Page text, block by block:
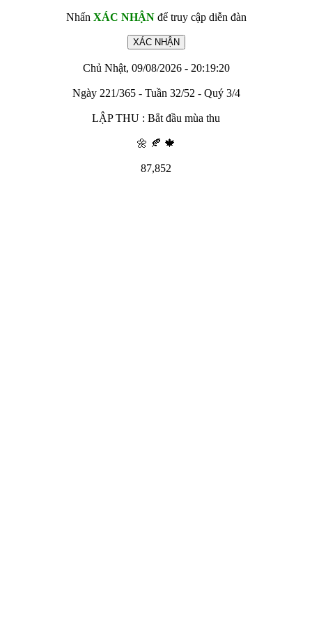
Nhấn XÁC NHẬNđể truy cập diễn đàn
Chủ Nhật, 09/08/2026 - 20:19:20
Ngày 221/365 - Tuần 32/52 - Quý 3/4
LẬP THU : Bắt đầu mùa thu
🌼 🍂 🍁
87,852